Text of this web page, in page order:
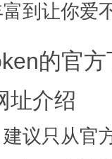
到让你爱
的官
址介绍
议只从官